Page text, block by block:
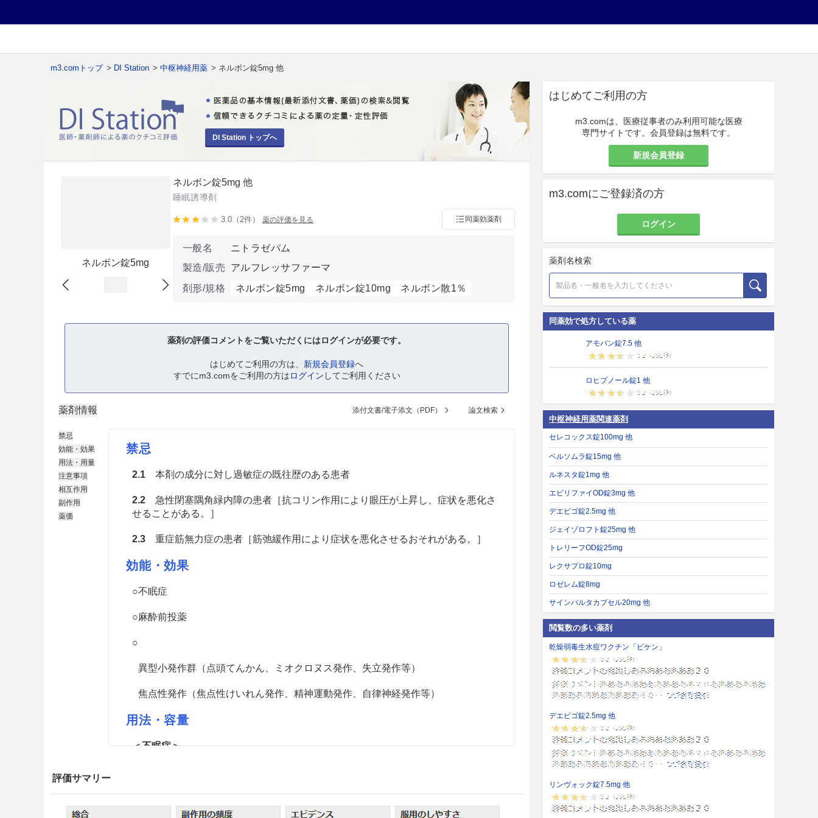
m3.comトップ > DI Station > 中枢神経用薬 > ネルボン錠5mg 他
DI Station トップへ
ネルボン錠5mg
ネルボン錠5mg 他
睡眠誘導剤
3.0（2件） 薬の評価を見る 同薬効薬剤
一般名
ニトラゼパム
製造/販売
アルフレッサファーマ
剤形/規格
ネルボン錠5mg ネルボン錠10mg ネルボン散1％
薬剤の評価コメントをご覧いただくにはログインが必要です。
はじめてご利用の方は、 新規会員登録へ
すでにm3.comをご利用の方はログイン してご利用ください
薬剤情報 添付文書/電子添文（PDF） 論文検索
禁忌
効能・効果
用法・用量
注意事項
相互作用
副作用
薬価
禁忌
2.1本剤の成分に対し過敏症の既往歴のある患者
2.2急性閉塞隅角緑内障の患者［抗コリン作用により眼圧が上昇し、症状を悪化さ
せることがある。］
2.3重症筋無力症の患者［筋弛緩作用により症状を悪化させるおそれがある。］
効能・効果
○不眠症
○麻酔前投薬
○
異型小発作群（点頭てんかん、ミオクロヌス発作、失立発作等）
焦点性発作（焦点性けいれん発作、精神運動発作、自律神経発作等）
用法・容量
＜不眠症＞
＜麻酔前投薬＞
評価サマリー
はじめてご利用の方
m3.comは、医療従事者のみ利用可能な医療
専門サイトです。会員登録は無料です。
新規会員登録
m3.comにご登録済の方
ログイン
薬剤名検索
同薬効で処方している薬
アモバン錠7.5 他
ロヒプノール錠1 他
中枢神経用薬関連薬剤
セレコックス錠100mg 他
ベルソムラ錠15mg 他
ルネスタ錠1mg 他
エビリファイOD錠3mg 他
デエビゴ錠2.5mg 他
ジェイゾロフト錠25mg 他
トレリーフOD錠25mg
レクサプロ錠10mg
ロゼレム錠8mg
サインバルタカプセル20mg 他
閲覧数の多い薬剤
乾燥弱毒生水痘ワクチン「ビケン」
デエビゴ錠2.5mg 他
リンヴォック錠7.5mg 他